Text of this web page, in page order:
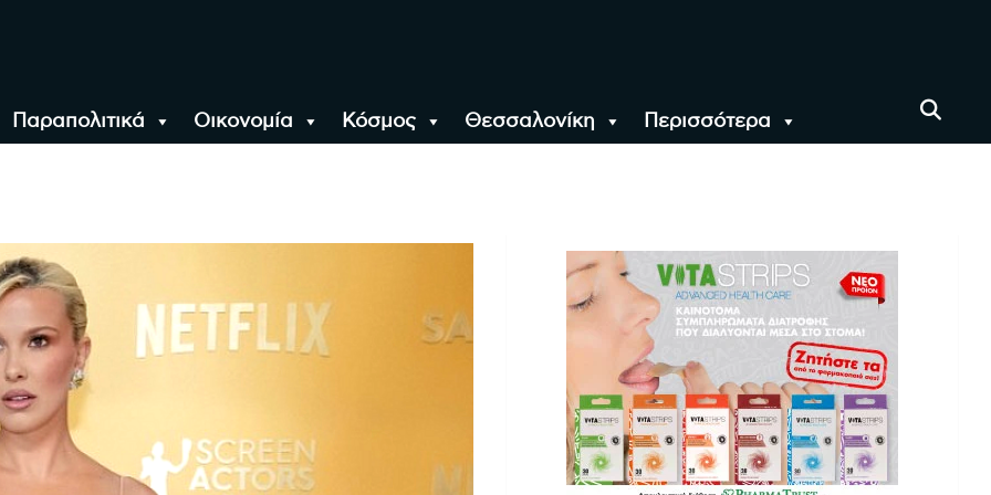
Παραπολιτικά Οικονομία Κόσμος Θεσσαλονίκη Περισσότερα